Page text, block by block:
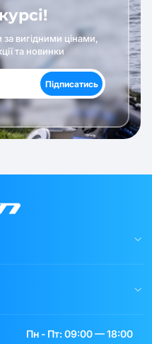
вигідними цінами,
та новинки
Підписатись
Пн - Пт: 09:00 — 18:00